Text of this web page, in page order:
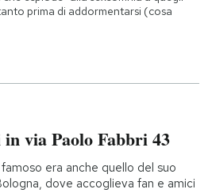
prima di addormentarsi (cosa
via Paolo Fabbri 43
era anche quello del suo
dove accoglieva fan e amici